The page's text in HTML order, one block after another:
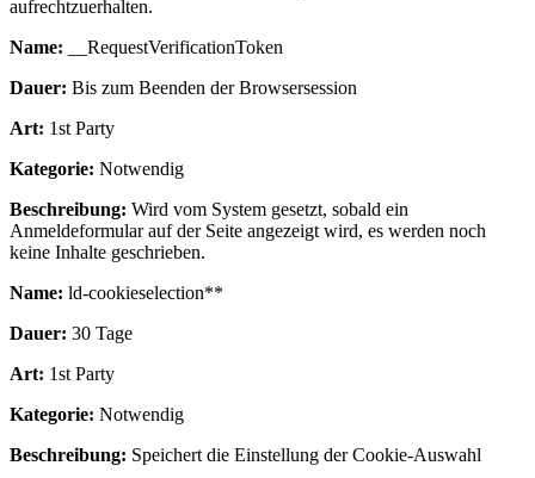
aufrechtzuerhalten.
Name: __RequestVerificationToken
Dauer: Bis zum Beenden der Browsersession
Art: 1st Party
Kategorie: Notwendig
Beschreibung: Wird vom System gesetzt, sobald ein
Anmeldeformular auf der Seite angezeigt wird, es werden noch
keine Inhalte geschrieben.
Name: ld-cookieselection**
Dauer: 30 Tage
Art: 1st Party
Kategorie: Notwendig
Beschreibung: Speichert die Einstellung der Cookie-Auswahl